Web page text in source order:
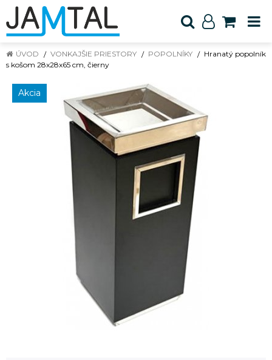
ÚVOD VONKAJŠIE PRIESTORY POPOLNÍKY
Hranatý popolník
s košom 28x28x65 cm, čierny
Akcia